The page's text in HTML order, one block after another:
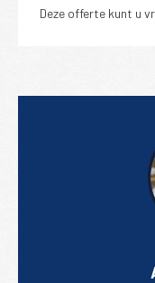
Deze offerte kunt u